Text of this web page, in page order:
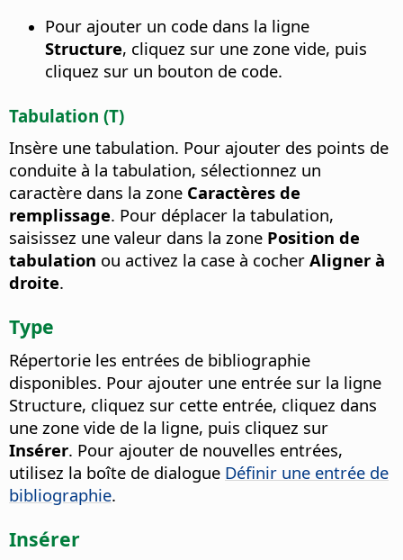
Pour ajouter un code dans la ligne
Structure, cliquez sur une zone vide, puis
cliquez sur un bouton de code.
Tabulation (T)
Insère une tabulation. Pour ajouter des points de
conduite à la tabulation, sélectionnez un
caractère dans la zone Caractères de
remplissage. Pour déplacer la tabulation,
saisissez une valeur dans la zone Position de
tabulation ou activez la case à cocher Aligner à
droite.
Type
Répertorie les entrées de bibliographie
disponibles. Pour ajouter une entrée sur la ligne
Structure, cliquez sur cette entrée, cliquez dans
une zone vide de la ligne, puis cliquez sur
Insérer. Pour ajouter de nouvelles entrées,
utilisez la boîte de dialogue Définir une entrée de
bibliographie.
Insérer